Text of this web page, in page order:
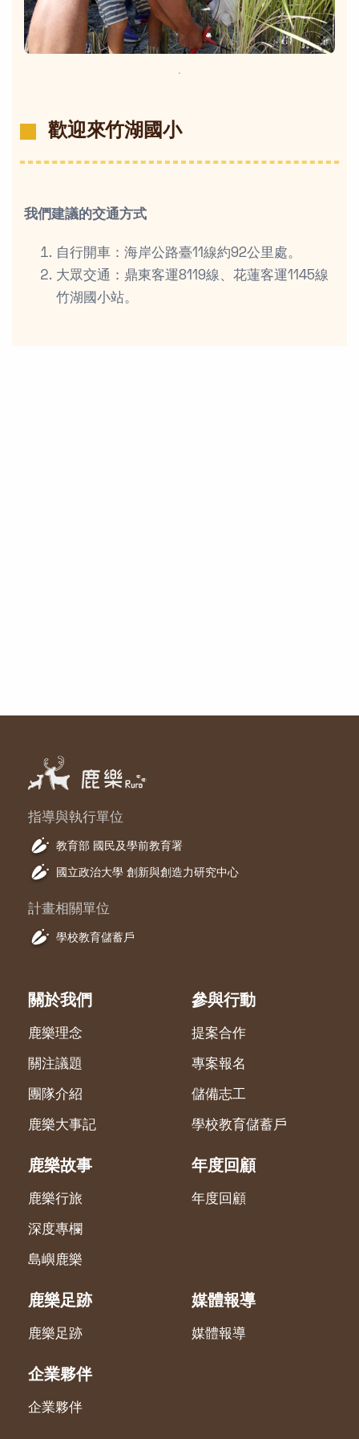
．
歡迎來竹湖國小
我們建議的交通方式
自行開車：海岸公路臺11線約92公里處。
大眾交通：鼎東客運8119線、花蓮客運1145線
竹湖國小站。
指導與執行單位
教育部 國民及學前教育署
國立政治大學 創新與創造力研究中心
計畫相關單位
學校教育儲蓄戶
關於我們
鹿樂理念
關注議題
團隊介紹
鹿樂大事記
參與行動
提案合作
專案報名
儲備志工
學校教育儲蓄戶
鹿樂故事
鹿樂行旅
深度專欄
島嶼鹿樂
年度回顧
年度回顧
鹿樂足跡
鹿樂足跡
媒體報導
媒體報導
企業夥伴
企業夥伴